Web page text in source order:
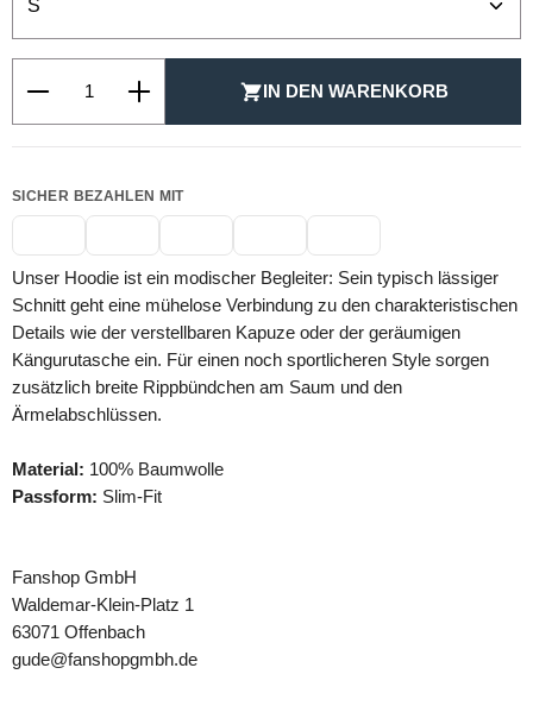
IN DEN WARENKORB
SICHER BEZAHLEN MIT
Unser Hoodie ist ein modischer Begleiter: Sein typisch lässiger
Schnitt geht eine mühelose Verbindung zu den charakteristischen
Details wie der verstellbaren Kapuze oder der geräumigen
Kängurutasche ein. Für einen noch sportlicheren Style sorgen
zusätzlich breite Rippbündchen am Saum und den
Ärmelabschlüssen.
Material: 100% Baumwolle
Passform: Slim-Fit
Fanshop GmbH
Waldemar-Klein-Platz 1
63071 Offenbach
gude@fanshopgmbh.de